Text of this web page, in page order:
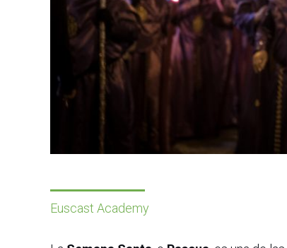
Euscast Academy